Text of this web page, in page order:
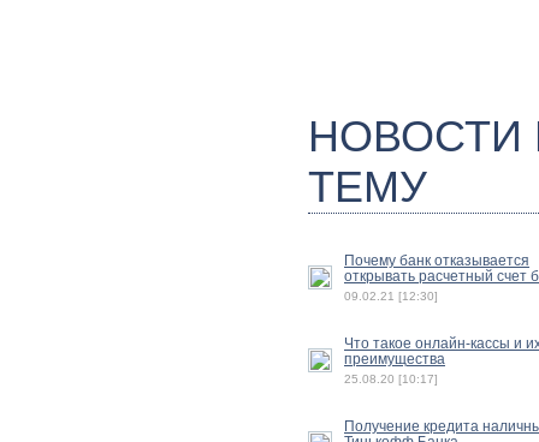
ТЕМУ
Почему банк отказывается
открывать расчетный счет
09.02.21 [12:30]
Что такое онлайн-кассы и
преимущества
25.08.20 [10:17]
Получение кредита